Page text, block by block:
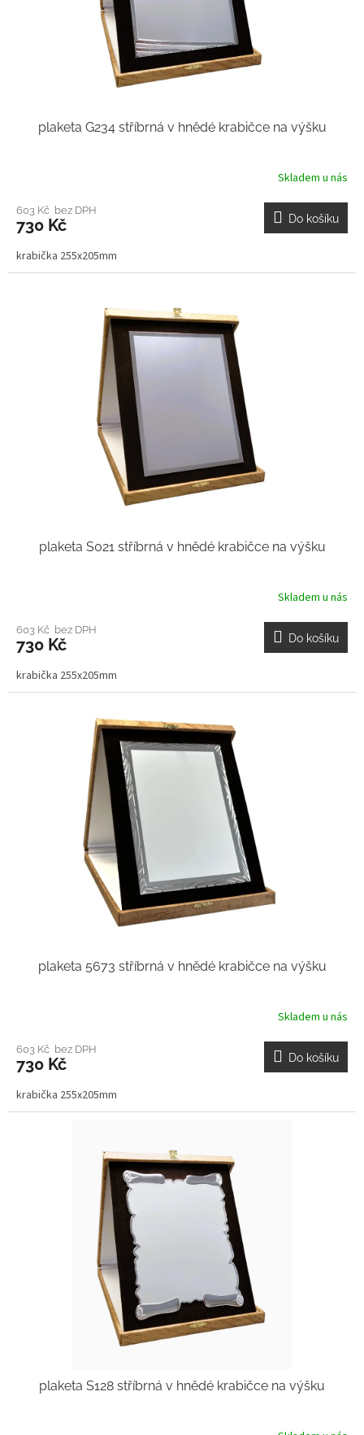
plaketa G234 stříbrná v hnědé krabičce na výšku
Skladem u nás
603 Kč bez DPH
730 Kč Do košíku
krabička 255x205mm
plaketa S021 stříbrná v hnědé krabičce na výšku
Skladem u nás
603 Kč bez DPH
730 Kč Do košíku
krabička 255x205mm
plaketa 5673 stříbrná v hnědé krabičce na výšku
Skladem u nás
603 Kč bez DPH
730 Kč Do košíku
krabička 255x205mm
plaketa S128 stříbrná v hnědé krabičce na výšku